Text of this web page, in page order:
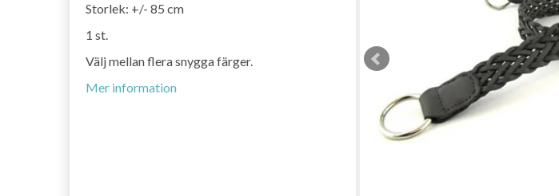
Storlek: +/- 85 cm
1 st.
Välj mellan flera snygga färger.
Mer information